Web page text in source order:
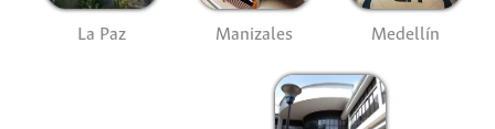
La Paz Manizales Medellín